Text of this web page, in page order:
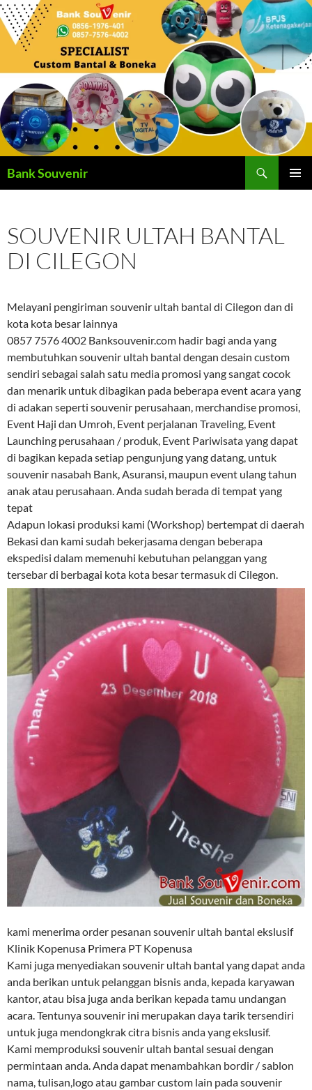
Langsung
ke
Bank Souvenir
SOUVENIR ULTAH BANTAL
DI CILEGON
Melayani pengiriman souvenir ultah bantal di Cilegon dan di
kota kota besar lainnya
0857 7576 4002 Banksouvenir.com hadir bagi anda yang
membutuhkan souvenir ultah bantal dengan desain custom
sendiri sebagai salah satu media promosi yang sangat cocok
dan menarik untuk dibagikan pada beberapa event acara yang
di adakan seperti souvenir perusahaan, merchandise promosi,
Event Haji dan Umroh, Event perjalanan Traveling, Event
Launching perusahaan / produk, Event Pariwisata yang dapat
di bagikan kepada setiap pengunjung yang datang, untuk
souvenir nasabah Bank, Asuransi, maupun event ulang tahun
anak atau perusahaan. Anda sudah berada di tempat yang
tepat
Adapun lokasi produksi kami (Workshop) bertempat di daerah
Bekasi dan kami sudah bekerjasama dengan beberapa
ekspedisi dalam memenuhi kebutuhan pelanggan yang
tersebar di berbagai kota kota besar termasuk di Cilegon.
kami menerima order pesanan souvenir ultah bantal ekslusif
Klinik Kopenusa Primera PT Kopenusa
Kami juga menyediakan souvenir ultah bantal yang dapat anda
anda berikan untuk pelanggan bisnis anda, kepada karyawan
kantor, atau bisa juga anda berikan kepada tamu undangan
acara. Tentunya souvenir ini merupakan daya tarik tersendiri
untuk juga mendongkrak citra bisnis anda yang ekslusif.
Kami memproduksi souvenir ultah bantal sesuai dengan
permintaan anda. Anda dapat menambahkan bordir / sablon
nama, tulisan,logo atau gambar custom lain pada souvenir